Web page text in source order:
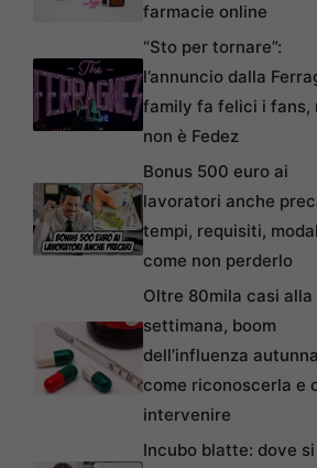
farmacie online
“Sto per tornare”:
l’annuncio dalla
family fa felici i fans,
non è Fedez
Bonus 500 euro ai
lavoratori anche
tempi, requisiti,
come non perderlo
Oltre 80mila casi alla
settimana, boom
dell’influenza
come riconoscerla e
intervenire
Incubo blatte: dove si